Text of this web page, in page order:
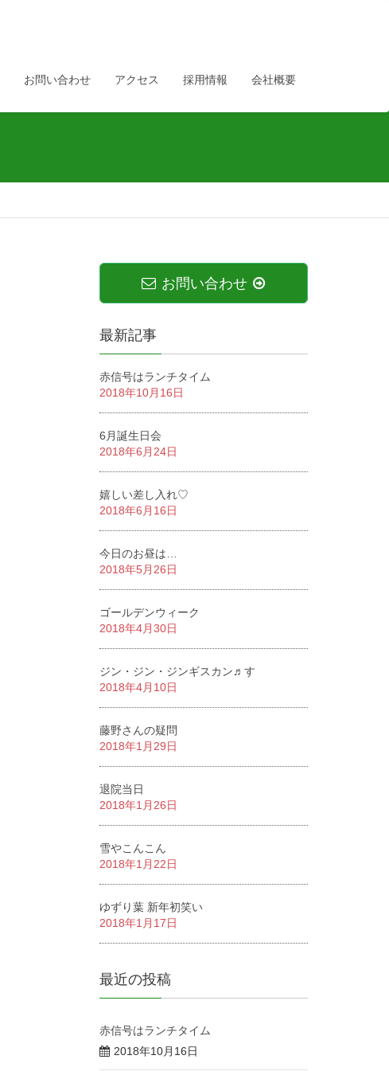
お問い合わせ アクセス 採用情報 会社概要
お問い合わせ
最新記事
赤信号はランチタイム
2018年10月16日
6月誕生日会
2018年6月24日
嬉しい差し入れ♡
2018年6月16日
今日のお昼は…
2018年5月26日
ゴールデンウィーク
2018年4月30日
ジン・ジン・ジンギスカン♬す
2018年4月10日
藤野さんの疑問
2018年1月29日
退院当日
2018年1月26日
雪やこんこん
2018年1月22日
ゆずり葉 新年初笑い
2018年1月17日
最近の投稿
赤信号はランチタイム
2018年10月16日